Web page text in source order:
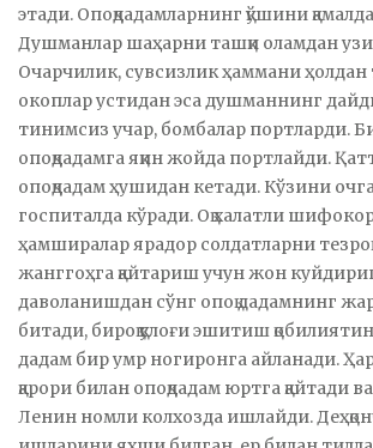
этади. Опоқдадамларнинг қўшини қамалда
Душманлар шаҳарни ташқи оламдан
Очарчилик, сувсизлик ҳаммани ҳолдан
окоплар устидан эса душманнинг
тинимсиз учар, бомбалар портларди.
опоқдадамга яқин жойда портлайди.
опоқдадам ҳушидан кетади. Кўзини
госпиталда кўради. Оқ халатли
ҳамширалар ярадор солдатларни тезроқ
жанггоҳга қайтариш учун жон
даволанишдан сўнг опоқ дадамнинг
битади, бироқ қулоғи эшитиш
дадам бир умр ногиронга айланади.
қарори билан опоқдадам юртга қайтади
Ленин номли колхозда ишлайди.